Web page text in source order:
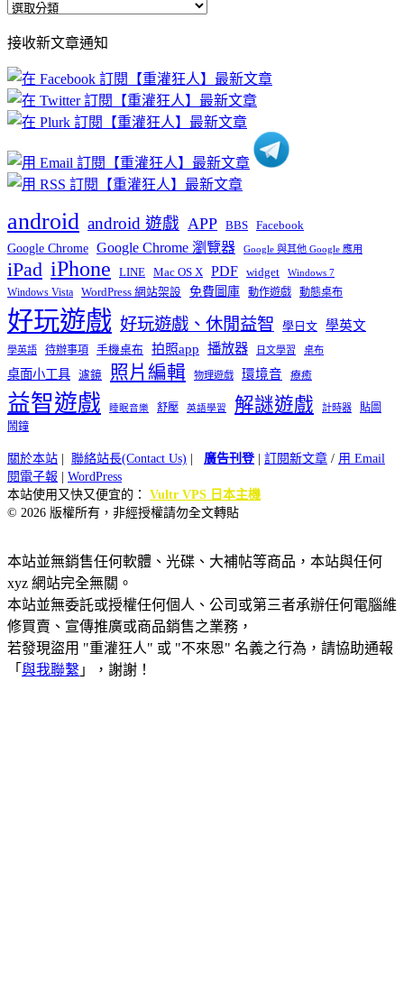
全
文
章
分
類
接收新文章通知
android android 遊戲 APP BBS Facebook
Google Chrome Google Chrome 瀏覽器 Google 與其他 Google 應用
iPad iPhone LINE Mac OS X PDF widget Windows 7
Windows Vista WordPress 網站架設 免費圖庫 動作遊戲 動態桌布
好玩遊戲 好玩遊戲、休閒益智 學日文 學英文
學英語 待辦事項 手機桌布 拍照app 播放器 日文學習 桌布
桌面小工具 濾鏡 照片編輯 物理遊戲 環境音 療癒
益智遊戲 睡眠音樂 舒壓 英語學習 解謎遊戲 計時器
貼圖
鬧鐘
關於本站 聯絡站長(Contact Us) 廣告刊登| 訂閱新文章 / 用 Email
閱電子報
WordPress
本站使用又快又便宜的： Vultr VPS 日本主機
© 2026 版權所有，非經授權請勿全文轉貼
本站並無銷售任何軟體、光碟、大補帖等商品，本站與任何
xyz 網站完全無關。
本站並無委託或授權任何個人、公司或第三者承辦任何電腦維
修買賣、宣傳推廣或商品銷售之業務，
若發現盜用 "重灌狂人" 或 "不來恩" 名義之行為，請協助通報
「 與我聯繫 」，謝謝！